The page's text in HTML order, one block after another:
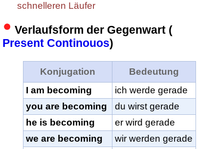
schnelleren Läufer
Verlaufsform der Gegenwart (
Present Continouos)
Konjugation
Bedeutung
I am becoming
ich werde gerade
you are becoming
du wirst gerade
he is becoming
er wird gerade
we are becoming
wir werden gerade